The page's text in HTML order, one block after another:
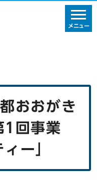
メニュー
おおがき
回事業
ー」